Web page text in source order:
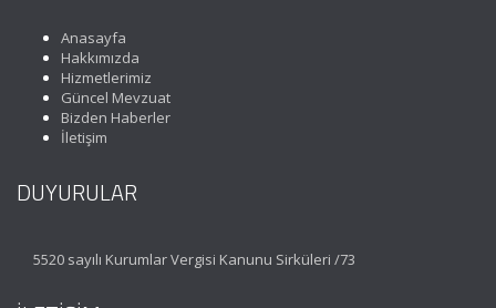
Anasayfa
Hakkımızda
Hizmetlerimiz
Güncel Mevzuat
Bizden Haberler
İletişim
DUYURULAR
5520 sayılı Kurumlar Vergisi Kanunu Sirküleri /73